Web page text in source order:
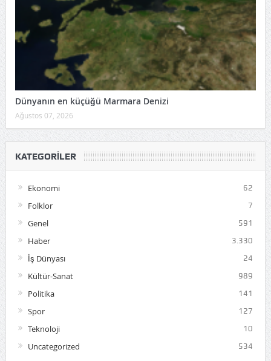
Dünyanın en küçüğü Marmara Denizi
Ağustos 07, 2026
KATEGORILER
Ekonomi 62
Folklor 7
Genel 591
Haber 3.330
İş Dünyası 24
Kültür-Sanat 989
Politika 141
Spor 127
Teknoloji 10
Uncategorized 534